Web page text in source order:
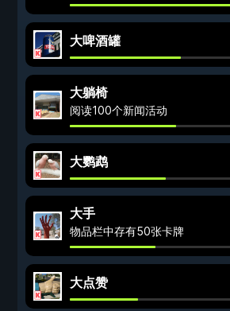
大啤酒罐
大躺椅
阅读100个新闻活动
大鹦鹉
大手
物品栏中存有50张卡牌
大点赞